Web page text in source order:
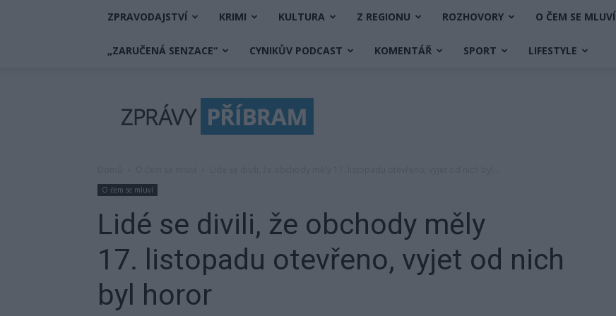
ZPRAVODAJSTVÍ KRIMI KULTURA Z REGIONU ROZHOVORY O ČEM SE MLUVÍ
„ZARUČENÁ SENZACE“ CYNIKŮV PODCAST KOMENTÁŘ SPORT LIFESTYLE
Příbram
O čem se mluví
Lidé se divili, že obchody měly
17. listopadu otevřeno, vyjet od nich
byl horor